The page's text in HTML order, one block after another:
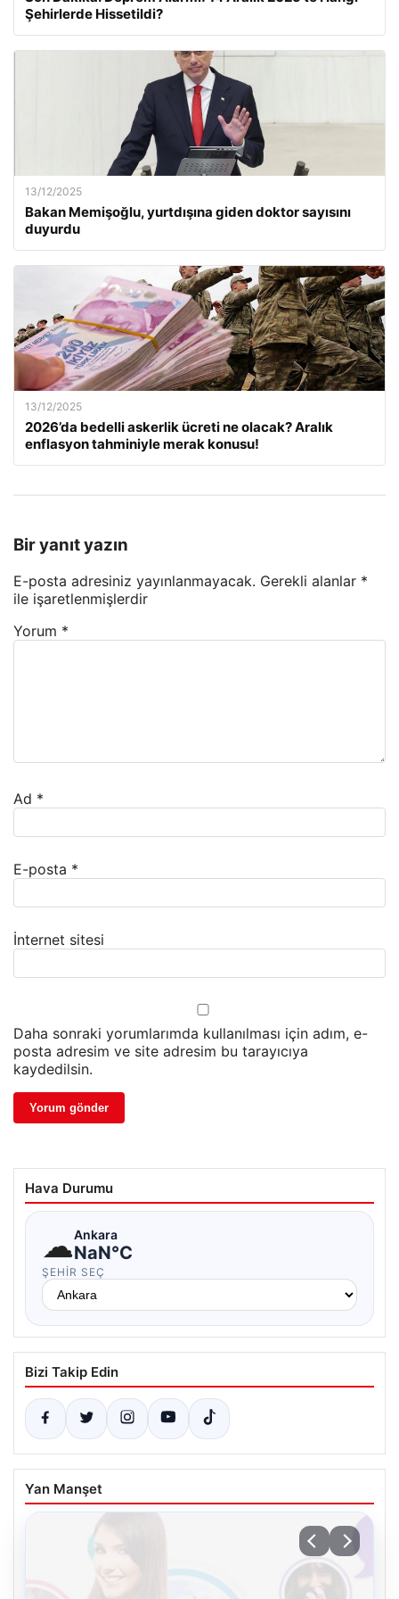
Şehirlerde Hissetildi?
13/12/2025
Bakan Memişoğlu, yurtdışına giden doktor sayısını
duyurdu
13/12/2025
2026’da bedelli askerlik ücreti ne olacak? Aralık
enflasyon tahminiyle merak konusu!
Bir yanıt yazın
E-posta adresiniz yayınlanmayacak. Gerekli alanlar *
ile işaretlenmişlerdir
Yorum *
Ad *
E-posta *
İnternet sitesi
Daha sonraki yorumlarımda kullanılması için adım, e-
posta adresim ve site adresim bu tarayıcıya
kaydedilsin.
Hava Durumu
☁Ankara
NaN°C
ŞEHIR SEÇ
Bizi Takip Edin
Yan Manşet